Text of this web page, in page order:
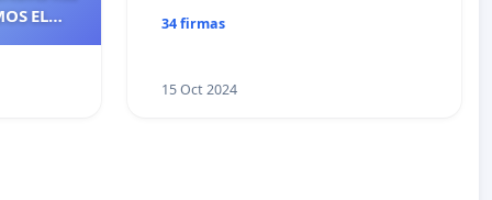
EL
DE
DE QUE
34 firmas
15 Oct 2024